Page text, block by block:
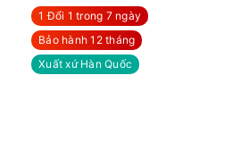
1 Đổi 1 trong 7 ngày
Bảo hành 12 tháng
Xuất xứ Hàn Quốc